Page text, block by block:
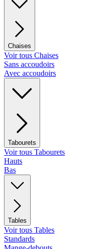
Chaises
Voir tous Chaises
Sans accoudoirs
Avec accoudoirs
Tabourets
Voir tous Tabourets
Hauts
Bas
Tables
Voir tous Tables
Standards